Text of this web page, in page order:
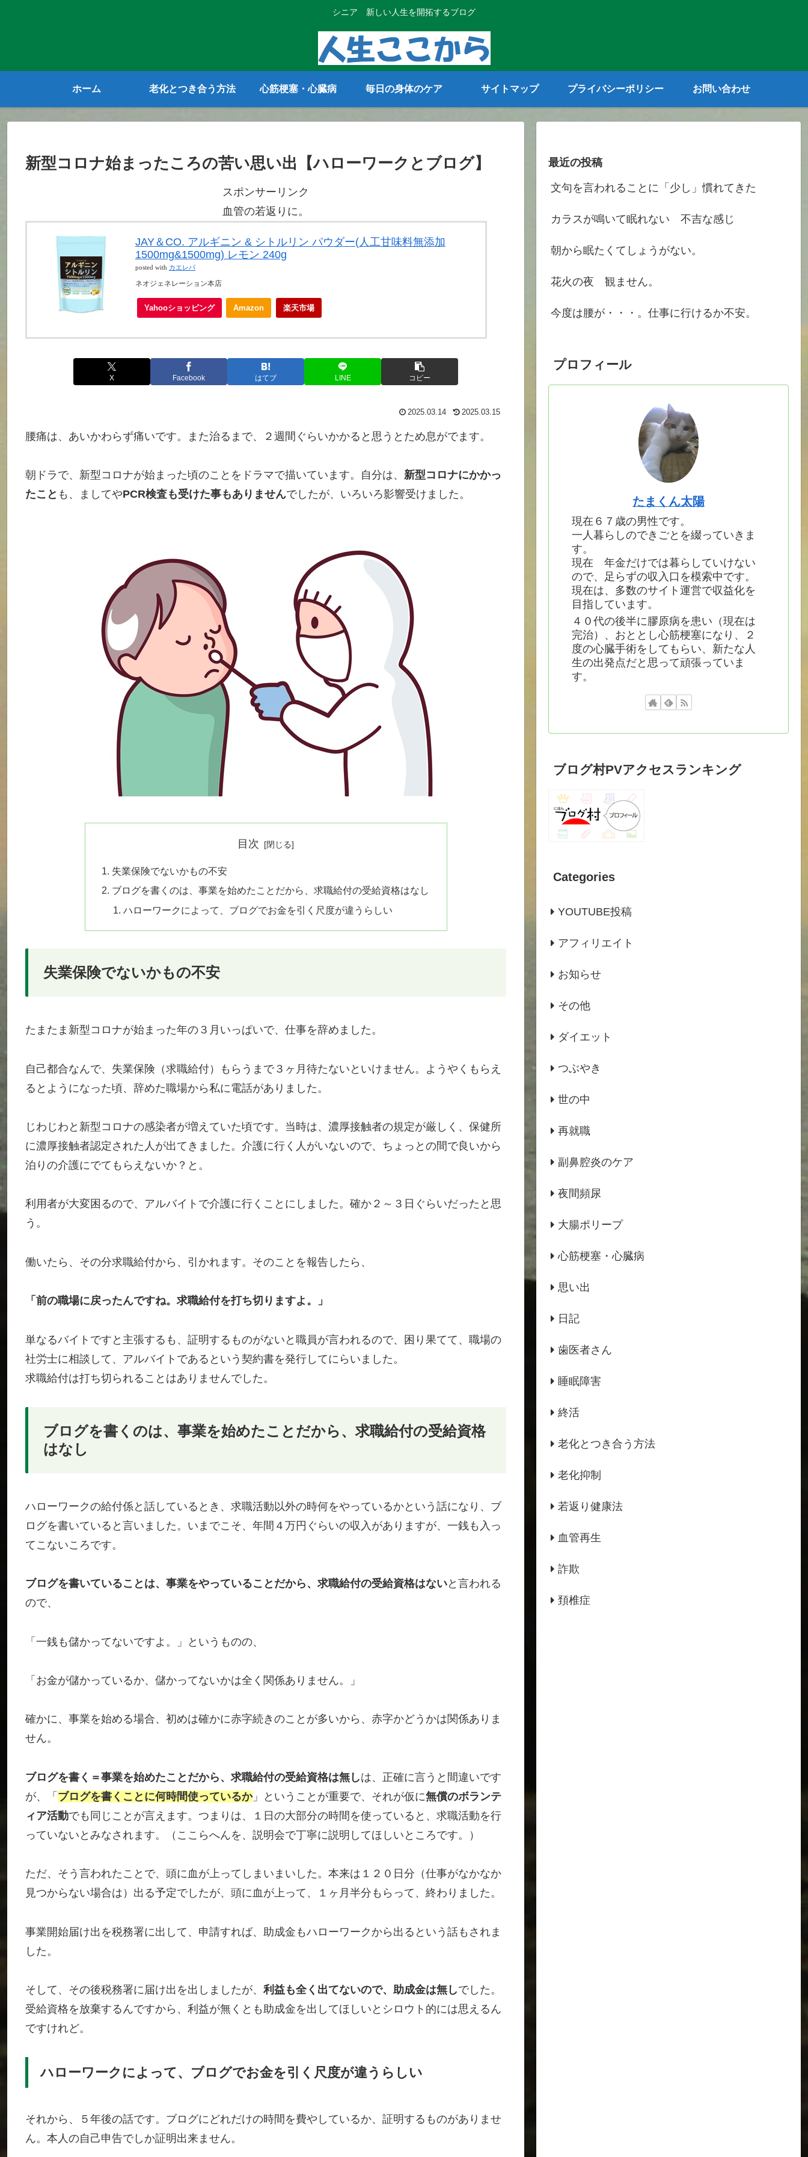
シニア 新しい人生を開拓するブログ
ホーム 老化とつき合う方法 心筋梗塞・心臓病 毎日の身体のケア サイトマップ プライバシーポリシー お問い合わせ
新型コロナ始まったころの苦い思い出【ハローワークとブログ】
スポンサーリンク
血管の若返りに。
JAY＆CO. アルギニン & シトルリン パウダー(人工甘味料無添加
1500mg&1500mg) レモン 240g
posted with カエレバ
ネオジェネレーション本店
Yahooショッピング Amazon 楽天市場
X Facebook はてブ LINE コピー
2025.03.14 2025.03.15
腰痛は、あいかわらず痛いです。また治るまで、２週間ぐらいかかると思うとため息がでます。
朝ドラで、新型コロナが始まった頃のことをドラマで描いています。自分は、 新型コロナにかかっ
たこと も、ましてやPCR検査も受けた事もありませんでしたが、いろいろ影響受けました。
目次
失業保険でないかもの不安
ブログを書くのは、事業を始めたことだから、求職給付の受給資格はなし
ハローワークによって、ブログでお金を引く尺度が違うらしい
失業保険でないかもの不安
たまたま新型コロナが始まった年の３月いっぱいで、仕事を辞めました。
自己都合なんで、失業保険（求職給付）もらうまで３ヶ月待たないといけません。ようやくもらえ
るとようになった頃、辞めた職場から私に電話がありました。
じわじわと新型コロナの感染者が増えていた頃です。当時は、濃厚接触者の規定が厳しく、保健所
に濃厚接触者認定された人が出てきました。介護に行く人がいないので、ちょっとの間で良いから
泊りの介護にでてもらえないか？と。
利用者が大変困るので、アルバイトで介護に行くことにしました。確か２～３日ぐらいだったと思
う。
働いたら、その分求職給付から、引かれます。そのことを報告したら、
「前の職場に戻ったんですね。求職給付を打ち切りますよ。」
単なるバイトですと主張するも、証明するものがないと職員が言われるので、困り果てて、職場の
社労士に相談して、アルバイトであるという契約書を発行してにらいました。
求職給付は打ち切られることはありませんでした。
ブログを書くのは、事業を始めたことだから、求職給付の受給資格
はなし
ハローワークの給付係と話しているとき、求職活動以外の時何をやっているかという話になり、ブ
ログを書いていると言いました。いまでこそ、年間４万円ぐらいの収入がありますが、一銭も入っ
てこないころです。
ブログを書いていることは、事業をやっていることだから、求職給付の受給資格はないと言われる
ので、
「一銭も儲かってないですよ。」というものの、
「お金が儲かっているか、儲かってないかは全く関係ありません。」
確かに、事業を始める場合、初めは確かに赤字続きのことが多いから、赤字かどうかは関係ありま
せん。
ブログを書く＝事業を始めたことだから、求職給付の受給資格は無しは、正確に言うと間違いです
が、「 ブログを書くことに何時間使っているか」ということが重要で、それが仮に無償のボランテ
ィア活動でも同じことが言えます。つまりは、１日の大部分の時間を使っていると、求職活動を行
っていないとみなされます。（ここらへんを、説明会で丁寧に説明してほしいところです。）
ただ、そう言われたことで、頭に血が上ってしまいまいした。本来は１２０日分（仕事がなかなか
見つからない場合は）出る予定でしたが、頭に血が上って、１ヶ月半分もらって、終わりました。
事業開始届け出を税務署に出して、申請すれば、助成金もハローワークから出るという話もされま
した。
そして、その後税務署に届け出を出しましたが、 利益も全く出てないので、助成金は無しでした。
受給資格を放棄するんですから、利益が無くとも助成金を出してほしいとシロウト的には思えるん
ですけれど。
ハローワークによって、ブログでお金を引く尺度が違うらしい
それから、５年後の話です。ブログにどれだけの時間を費やしているか、証明するものがありませ
ん。本人の自己申告でしか証明出来ません。
最近の投稿
文句を言われることに「少し」慣れてきた
カラスが鳴いて眠れない 不吉な感じ
朝から眠たくてしょうがない。
花火の夜 観ません。
今度は腰が・・・。仕事に行けるか不安。
プロフィール
たまくん太陽
現在６７歳の男性です。
一人暮らしのできごとを綴っていきま
す。
現在 年金だけでは暮らしていけない
ので、足らずの収入口を模索中です。
現在は、多数のサイト運営で収益化を
目指しています。
４０代の後半に膠原病を患い（現在は
完治）、おととし心筋梗塞になり、２
度の心臓手術をしてもらい、新たな人
生の出発点だと思って頑張っていま
す。
ブログ村PVアクセスランキング
Categories
YOUTUBE投稿
アフィリエイト
お知らせ
その他
ダイエット
つぶやき
世の中
再就職
副鼻腔炎のケア
夜間頻尿
大腸ポリープ
心筋梗塞・心臓病
思い出
日記
歯医者さん
睡眠障害
終活
老化とつき合う方法
老化抑制
若返り健康法
血管再生
詐欺
頚椎症